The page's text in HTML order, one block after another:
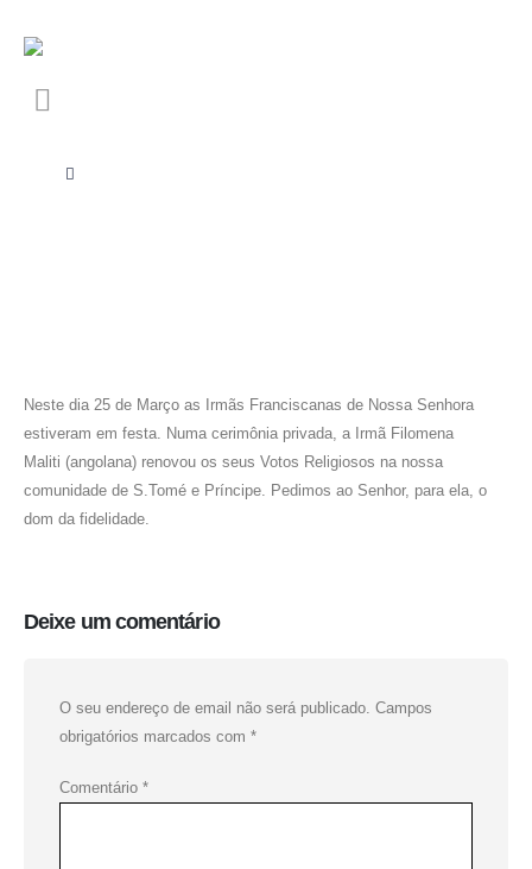
Neste dia 25 de Março as Irmãs Franciscanas de Nossa Senhora
estiveram em festa. Numa cerimônia privada, a Irmã Filomena
Maliti (angolana) renovou os seus Votos Religiosos na nossa
comunidade de S.Tomé e Príncipe. Pedimos ao Senhor, para ela, o
dom da fidelidade.
Deixe um comentário
O seu endereço de email não será publicado. Campos
obrigatórios marcados com *
Comentário *